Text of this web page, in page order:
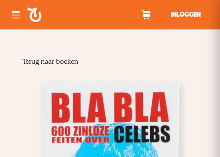
INLOGGEN
Terug naar boeken